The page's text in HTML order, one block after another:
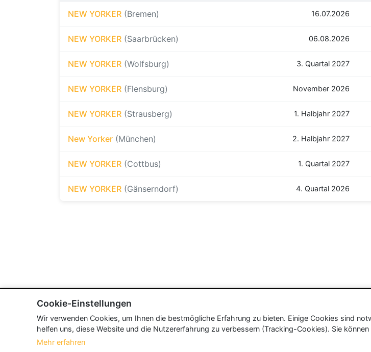
NEW YORKER (Bremen) 16.07.2026
NEW YORKER (Saarbrücken) 06.08.2026
NEW YORKER (Wolfsburg) 3. Quartal 2027
NEW YORKER (Flensburg) November 2026
NEW YORKER (Strausberg) 1. Halbjahr 2027
New Yorker (München) 2. Halbjahr 2027
NEW YORKER (Cottbus) 1. Quartal 2027
NEW YORKER (Gänserndorf) 4. Quartal 2026
Cookie-Einstellungen
Wir verwenden Cookies, um Ihnen die bestmögliche Erfahrung zu bieten. Einige Cookies sind
helfen uns, diese Website und die Nutzererfahrung zu verbessern (Tracking-Cookies). Sie
Mehr erfahren